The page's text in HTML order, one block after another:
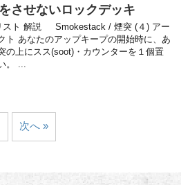
させないロックデッキ
スト 解説 Smokestack / 煙突 (４) アー
ト あなたのアップキープの開始時に、あ
の上にスス(soot)・カウンターを１個置
。 ...
次へ »